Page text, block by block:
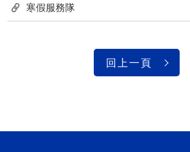
寒假服務隊
回上一頁